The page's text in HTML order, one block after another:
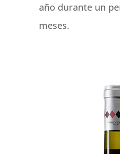
año durante un
meses.